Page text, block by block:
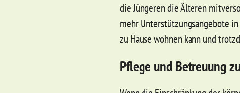
die Jüngeren die Älte­ren
mehr Unterstützungsangebote
zu Hau­se woh­nen kann und
Pflege und Betreuung